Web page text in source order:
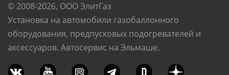
© 2008-2026, ООО ЭлитГаз
Установка на автомобили газобаллонного
оборудования, предпусковых подогревателей и
аксессуаров. Автосервис на Эльмаше.